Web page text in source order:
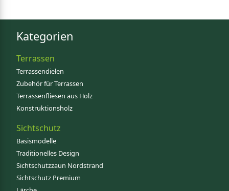
Kategorien
Terrassen
Terrassendielen
Zubehör für Terrassen
Terrassenfliesen aus Holz
Konstruktionsholz
Sichtschutz
Basismodelle
Traditionelles Design
Sichtschutzzaun Nordstrand
Sichtschutz Premium